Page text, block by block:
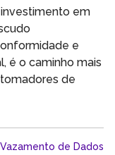
em
e
é o caminho mais
de
de Dados